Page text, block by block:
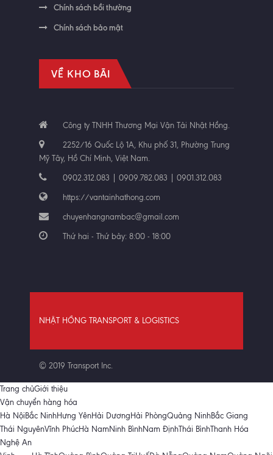
Chính sách bồi thường
Chính sách bảo mật
VỀ KHO BÃI
Công ty TNHH Thương Mại Vận Tải Nhật Hồng.
2252/16 Quốc Lộ 1A, Khu phố 31, Phường Trung
Mỹ Tây, Hồ Chí Minh, Việt Nam.
0902.312.083 | 0909.782.083 | 0901.312.083
https://vantainhathong.com
chuyenhangnambac@gmail.com
Thứ hai - Thứ bảy: 8:00 - 18:00
NHẬT HỒNG TRANSPORT & LOGISTICS
© 2019 Transport Inc.
Trang chủGiới thiệu
Vận chuyển hàng hóa
Hà Nội Bắc NinhHưng YênHải Dương Hải PhòngQuảng NinhBắc Giang
Thái NguyênVĩnh PhúcHà NamNinh BìnhNam ĐịnhThái BìnhThanh Hóa
Nghệ An